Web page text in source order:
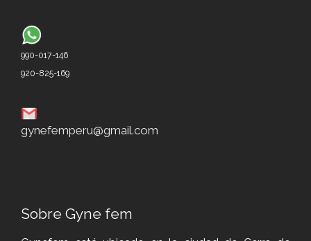
990-017-146
920-825-169
gynefemperu@gmail.com
Sobre Gyne fem